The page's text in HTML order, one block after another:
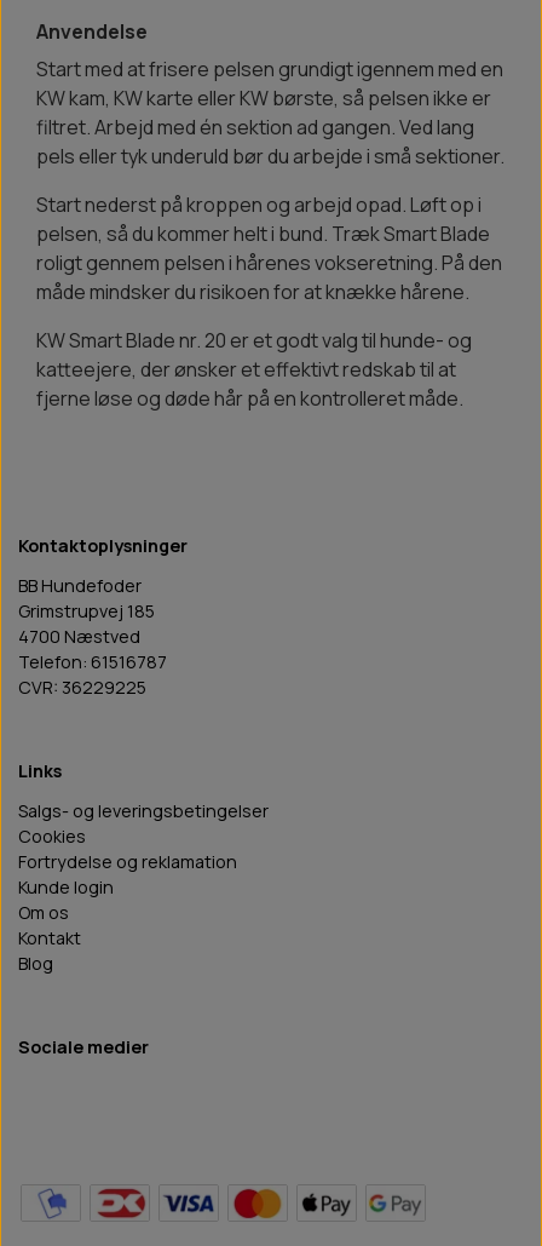
Anvendelse
Start med at frisere pelsen grundigt igennem med en
KW kam, KW karte eller KW børste, så pelsen ikke er
filtret. Arbejd med én sektion ad gangen. Ved lang
pels eller tyk underuld bør du arbejde i små sektioner.
Start nederst på kroppen og arbejd opad. Løft op i
pelsen, så du kommer helt i bund. Træk Smart Blade
roligt gennem pelsen i hårenes vokseretning. På den
måde mindsker du risikoen for at knække hårene.
KW Smart Blade nr. 20 er et godt valg til hunde- og
katteejere, der ønsker et effektivt redskab til at
fjerne løse og døde hår på en kontrolleret måde.
Kontaktoplysninger
BB Hundefoder
Grimstrupvej 185
4700 Næstved
Telefon: 61516787
CVR: 36229225
Links
Salgs- og leveringsbetingelser
Cookies
Fortrydelse og reklamation
Kunde login
Om os
Kontakt
Blog
Sociale medier